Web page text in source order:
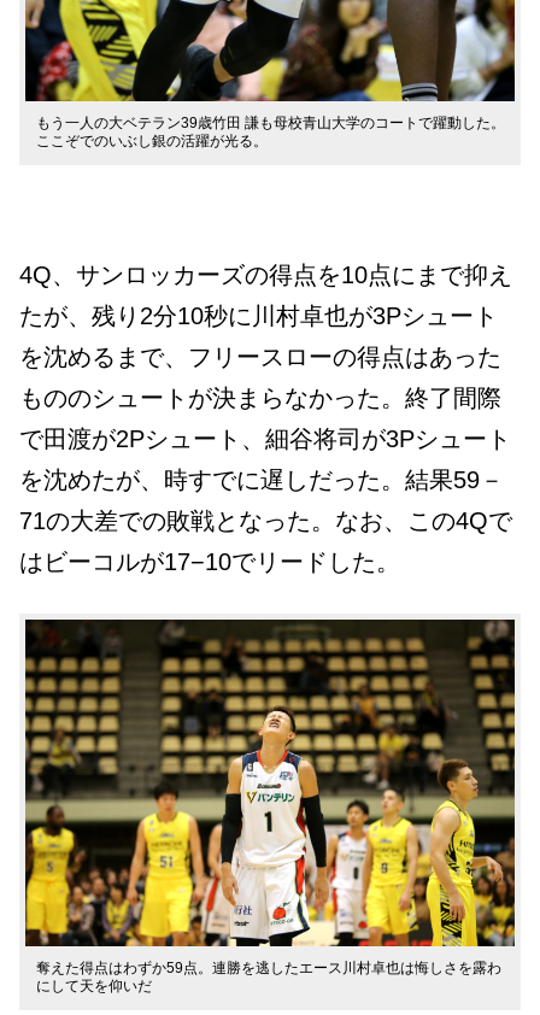
もう一人の大ベテラン39歳竹田 謙も母校青山大学のコートで躍動した。
ここぞでのいぶし銀の活躍が光る。
4Q、サンロッカーズの得点を10点にまで抑え
たが、残り2分10秒に川村卓也が3Pシュート
を沈めるまで、フリースローの得点はあった
もののシュートが決まらなかった。終了間際
で田渡が2Pシュート、細谷将司が3Pシュート
を沈めたが、時すでに遅しだった。結果59－
71の大差での敗戦となった。なお、この4Qで
はビーコルが17−10でリードした。
奪えた得点はわずか59点。連勝を逃したエース川村卓也は悔しさを露わ
にして天を仰いだ